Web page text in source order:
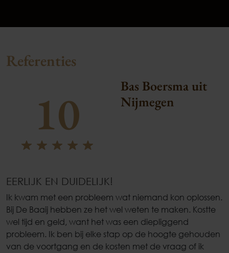
Referenties
10
Bas Boersma uit
Nijmegen
EERLIJK EN DUIDELIJK!
Ik kwam met een probleem wat niemand kon oplossen.
Bij De Baaij hebben ze het wel weten te maken. Kostte
wel tijd en geld, want het was een diepliggend
probleem. Ik ben bij elke stap op de hoogte gehouden
van de voortgang en de kosten met de vraag of ik